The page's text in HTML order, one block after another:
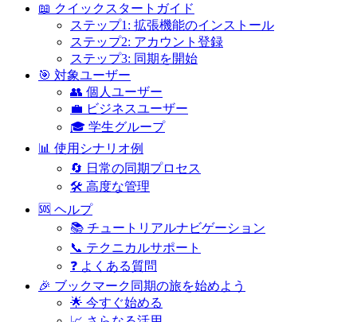
📖 クイックスタートガイド
ステップ1: 拡張機能のインストール
ステップ2: アカウント登録
ステップ3: 同期を開始
🎯 対象ユーザー
👥 個人ユーザー
💼 ビジネスユーザー
🎓 学生グループ
📊 使用シナリオ例
🔄 日常の同期プロセス
🛠️ 高度な管理
🆘 ヘルプ
📚 チュートリアルナビゲーション
📞 テクニカルサポート
❓ よくある質問
🎉 ブックマーク同期の旅を始めよう
🌟 今すぐ始める